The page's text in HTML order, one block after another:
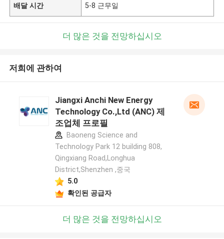
배달 시간 5-8 근무일
더 많은 것을 전망하십시오
저희에 관하여
Jiangxi Anchi New Energy
Technology Co.,Ltd (ANC) 제
조업체 프로필
Baoneng Science and
Technology Park 12 building 808,
Qingxiang Road,Longhua
District,Shenzhen ,중국
5.0
확인된 공급자
더 많은 것을 전망하십시오